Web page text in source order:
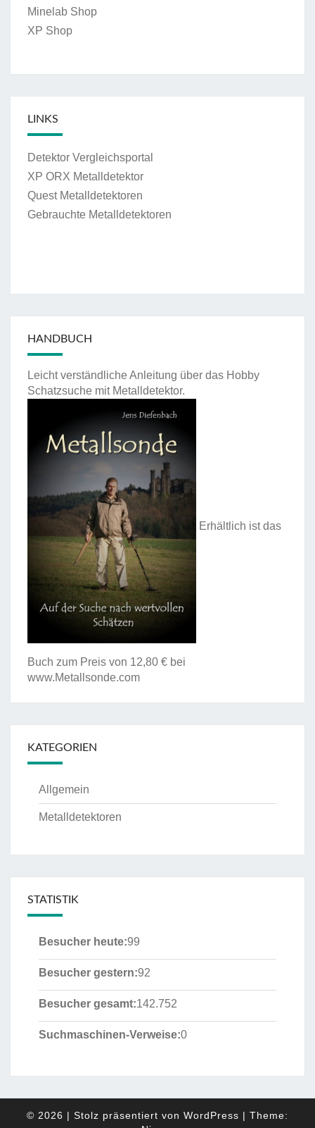
Minelab Shop
XP Shop
LINKS
Detektor Vergleichsportal
XP ORX Metalldetektor
Quest Metalldetektoren
Gebrauchte Metalldetektoren
HANDBUCH
Leicht verständliche Anleitung über das Hobby
Schatzsuche mit Metalldetektor.
Erhältlich ist das
Buch zum Preis von 12,80 € bei
www.Metallsonde.com
KATEGORIEN
Allgemein
Metalldetektoren
STATISTIK
Besucher heute:99
Besucher gestern:92
Besucher gesamt:142.752
Suchmaschinen-Verweise:0
© 2026 | Stolz präsentiert von WordPress | Theme: